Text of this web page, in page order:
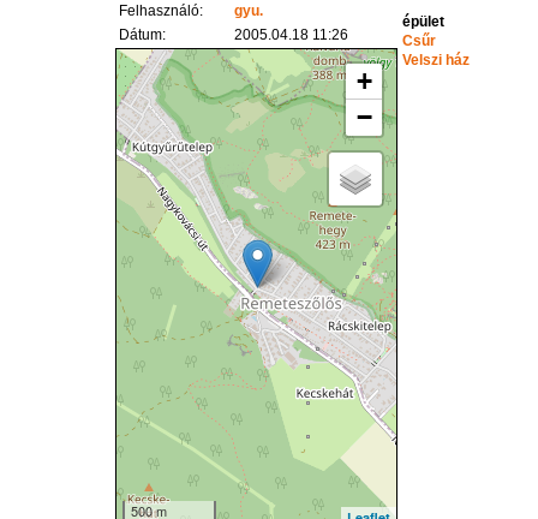
Felhasználó:
gyu.
Dátum:
2005.04.18 11:26
+
−
500 m
épület
Csűr
Velszi ház